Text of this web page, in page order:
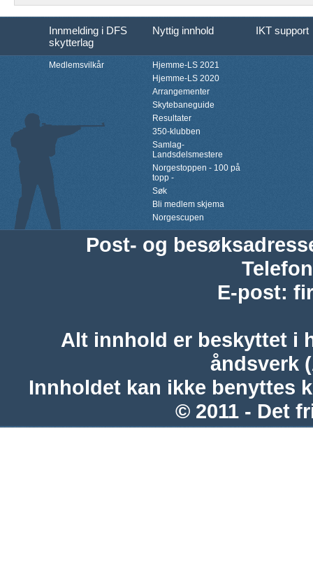
Innmelding i DFS
skytterlag
Nyttig innhold IKT support
Medlemsvilkår
Hjemme-LS 2021
Hjemme-LS 2020
Arrangementer
Skytebaneguide
Resultater
350-klubben
Samlag-
Landsdelsmestere
Norgestoppen - 100 på
topp -
Søk
Bli medlem skjema
Norgescupen
Post- og
Telefon
E-post:
Alt innhold er beskyttet i
åndsverk
Innholdet kan ikke benyttes
© 2011 - Det